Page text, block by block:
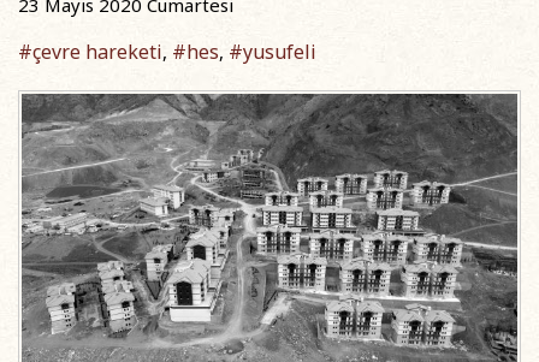
23 Mayıs 2020 Cumartesi
#çevre hareketi, #hes, #yusufeli